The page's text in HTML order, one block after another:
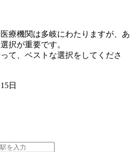
療機関は多岐にわたりますが、あ
択が重要です。
て、ベストな選択をしてくださ
日